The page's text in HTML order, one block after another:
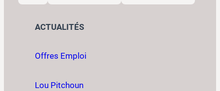
ACTUALITÉS
Offres Emploi
Lou Pitchoun